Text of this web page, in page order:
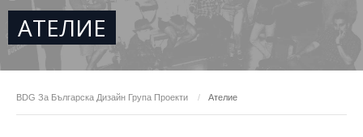
АТЕЛИЕ
BDG За Българска Дизайн Група Проекти Ателие